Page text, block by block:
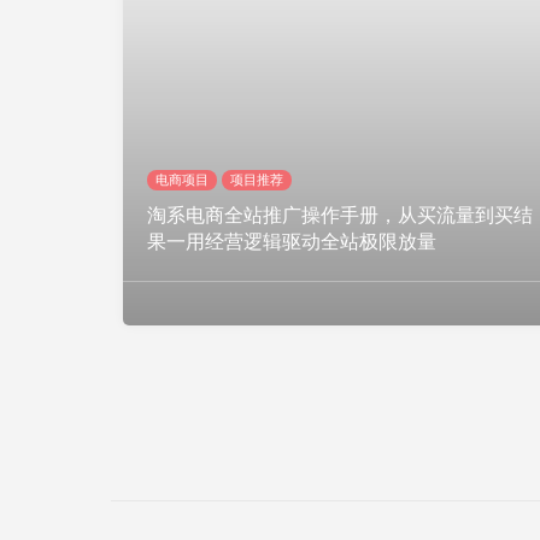
电商项目 项目推荐
淘系电商全站推广操作手册，从买流量到买结
果一用经营逻辑驱动全站极限放量